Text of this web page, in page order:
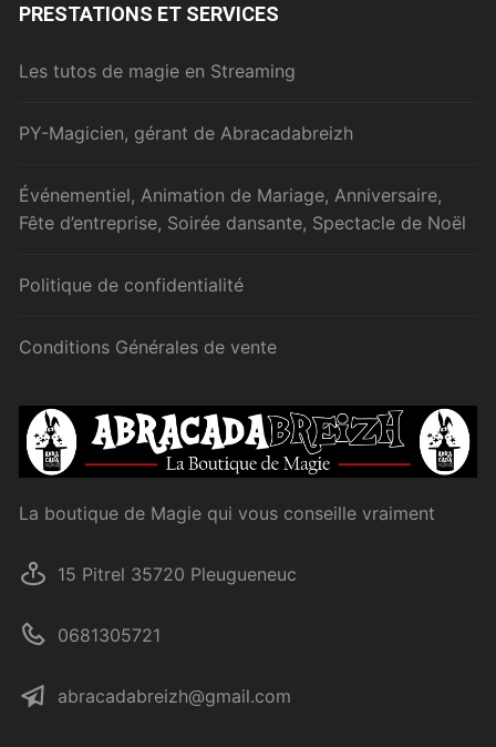
PRESTATIONS ET SERVICES
Les tutos de magie en Streaming
PY-Magicien, gérant de Abracadabreizh
Événementiel, Animation de Mariage, Anniversaire,
Fête d’entreprise, Soirée dansante, Spectacle de Noël
Politique de confidentialité
Conditions Générales de vente
La boutique de Magie qui vous conseille vraiment
15 Pitrel 35720 Pleugueneuc
0681305721
abracadabreizh@gmail.com